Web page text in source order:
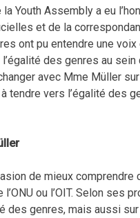
Youth Assembly a eu
et de la
ont pu entendre une
des genres au sein
avec Mme Müller
tendre vers l’égalité des
de mieux
ou l’OIT. Selon ses
des genres, mais aussi